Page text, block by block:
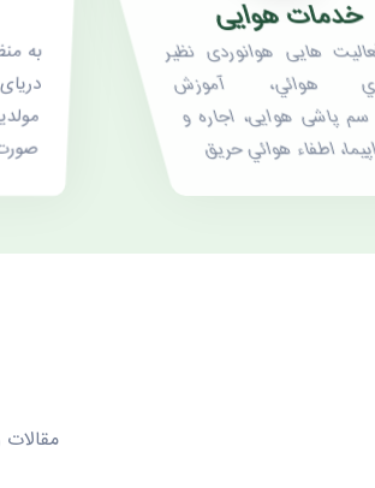
به
خدمات هوایی
فعالیت هایی هوانوردی نظیر
هوائي، آموزش
سم پاشی هوایی، اجاره و
هواپيما، اطفاء هوائي حريق